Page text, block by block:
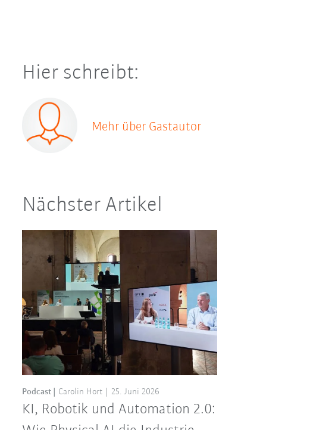
Hier schreibt:
Mehr über Gastautor
Nächster Artikel
KI, Robotik und Automation 2.0:
Podcast Carolin Hort 25. Juni 2026